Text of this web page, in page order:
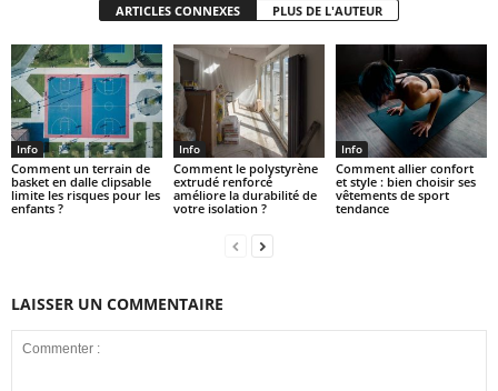
ARTICLES CONNEXES PLUS DE L'AUTEUR
Info
Comment un terrain de
basket en dalle clipsable
limite les risques pour les
enfants ?
Info
Comment le polystyrène
extrudé renforcé
améliore la durabilité de
votre isolation ?
Info
Comment allier confort
et style : bien choisir ses
vêtements de sport
tendance
LAISSER UN COMMENTAIRE